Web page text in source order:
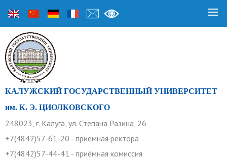
КАЛУЖСКИЙ ГОСУДАРСТВЕННЫЙ УНИВЕРСИТЕТ
им. К. Э. ЦИОЛКОВСКОГО
248023, г. Калуга, ул. Степана Разина, 26
+7(4842)57-61-20 - приёмная ректора
+7(4842)57-44-41 - приёмная комиссия